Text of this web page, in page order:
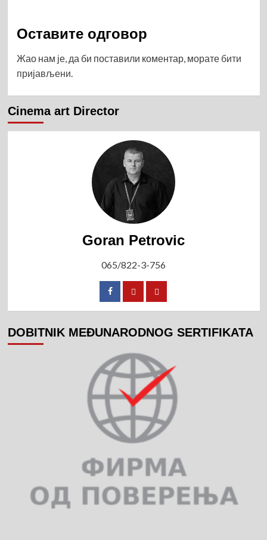
Оставите одговор
Жао нам је, да би поставили коментар, морате бити
пријављени
Cinema art Director
Goran Petrovic
065/822-3-756
DOBITNIK MEĐUNARODNOG SERTIFIKATA